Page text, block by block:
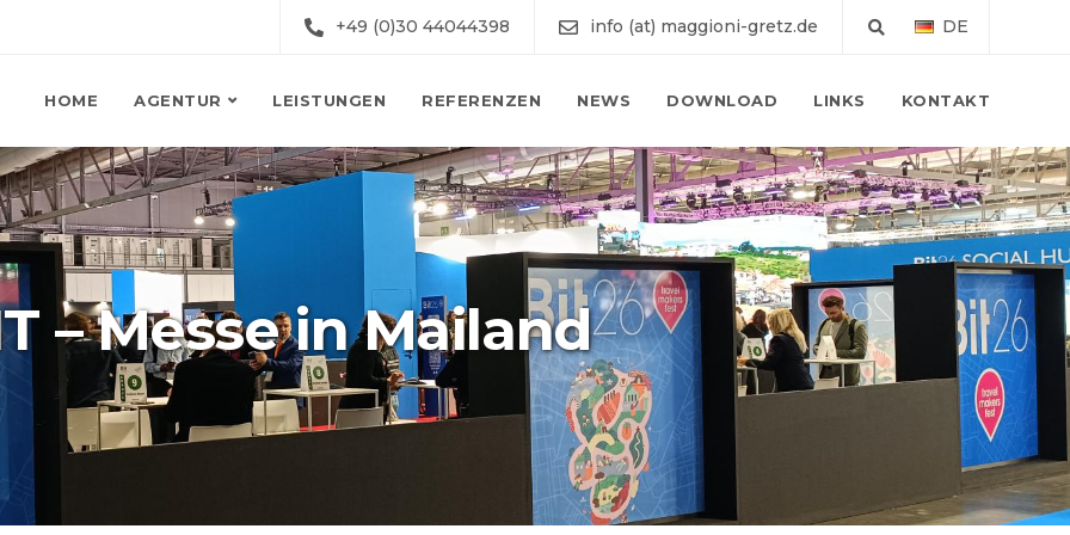
+49 (0)30 44044398 info (at) maggioni-gretz.de DE
HOME AGENTUR LEISTUNGEN REFERENZEN NEWS DOWNLOAD LINKS KONTAKT
– Messe in Mailand